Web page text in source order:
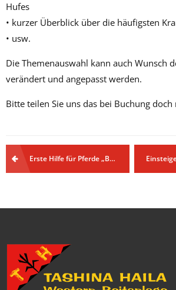
Hufes
• kurzer Überblick über die häufigsten
• usw.
Die Themenauswahl kann auch Wunsch
verändert und angepasst werden.
Bitte teilen Sie uns das bei Buchung doch
Beitragsnavigation
Erste Hilfe für Pferde „Basiskurs“